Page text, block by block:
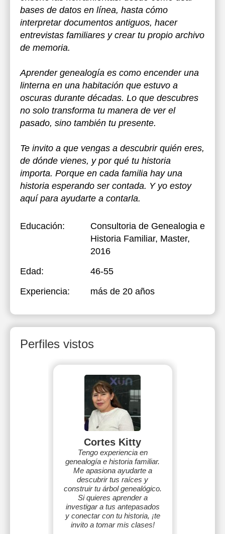
bases de datos en línea, hasta cómo
interpretar documentos antiguos, hacer
entrevistas familiares y crear tu propio archivo
de memoria.
Aprender genealogía es como encender una
linterna en una habitación que estuvo a
oscuras durante décadas. Lo que descubres
no solo transforma tu manera de ver el
pasado, sino también tu presente.
Te invito a que vengas a descubrir quién eres,
de dónde vienes, y por qué tu historia
importa. Porque en cada familia hay una
historia esperando ser contada. Y yo estoy
aquí para ayudarte a contarla.
Educación:
Consultoria de Genealogia e
Historia Familiar, Master,
2016
Edad:
46-55
Experiencia:
más de 20 años
Perfiles vistos
Cortes Kitty
Tengo experiencia en
genealogía e historia familiar.
Me apasiona ayudarte a
descubrir tus raíces y
construir tu árbol genealógico.
Si quieres aprender a
investigar a tus antepasados
y conectar con tu historia, ¡te
invito a tomar mis clases!